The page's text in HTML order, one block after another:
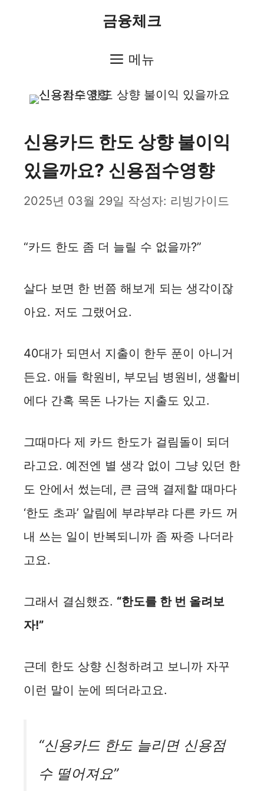
금융체크
메뉴
신용카드 한도 상향 불이익
있을까요? 신용점수영향
2025년 03월 29일 작성자: 리빙가이드
“카드 한도 좀 더 늘릴 수 없을까?”
살다 보면 한 번쯤 해보게 되는 생각이잖
아요. 저도 그랬어요.
40대가 되면서 지출이 한두 푼이 아니거
든요. 애들 학원비, 부모님 병원비, 생활비
에다 간혹 목돈 나가는 지출도 있고.
그때마다 제 카드 한도가 걸림돌이 되더
라고요. 예전엔 별 생각 없이 그냥 있던 한
도 안에서 썼는데, 큰 금액 결제할 때마다
‘한도 초과’ 알림에 부랴부랴 다른 카드 꺼
내 쓰는 일이 반복되니까 좀 짜증 나더라
고요.
그래서 결심했죠. “한도를 한 번 올려보
자!”
근데 한도 상향 신청하려고 보니까 자꾸
이런 말이 눈에 띄더라고요.
“신용카드 한도 늘리면 신용점
수 떨어져요”